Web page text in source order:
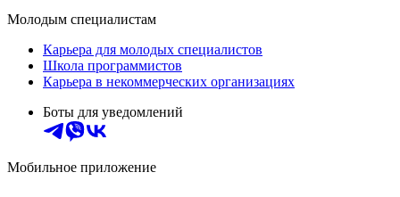
Молодым специалистам
Карьера для молодых специалистов
Школа программистов
Карьера в некоммерческих организациях
Боты для уведомлений
Мобильное приложение